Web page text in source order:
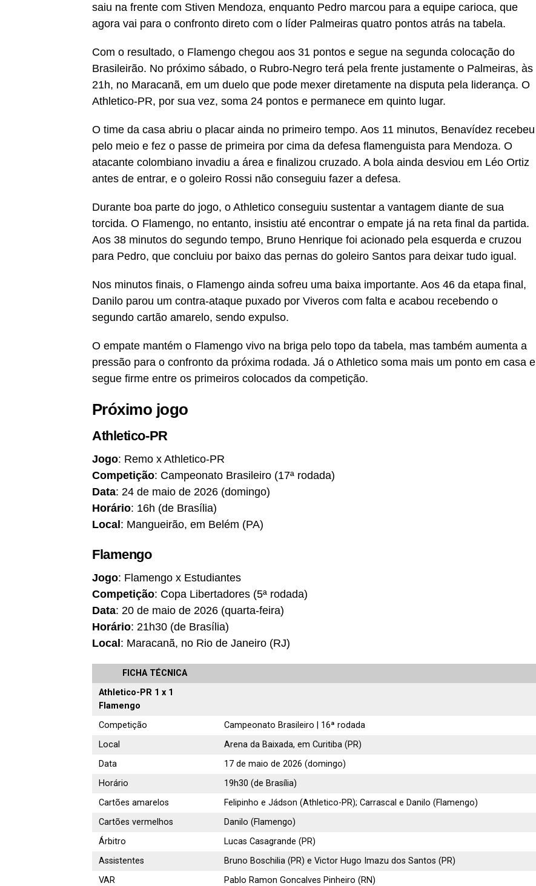
saiu na frente com Stiven Mendoza, enquanto Pedro marcou para a equipe carioca, que
agora vai para o confronto direto com o líder Palmeiras quatro pontos atrás na tabela.
Com o resultado, o Flamengo chegou aos 31 pontos e segue na segunda colocação do
Brasileirão. No próximo sábado, o Rubro-Negro terá pela frente justamente o Palmeiras, às
21h, no Maracanã, em um duelo que pode mexer diretamente na disputa pela liderança. O
Athletico-PR, por sua vez, soma 24 pontos e permanece em quinto lugar.
O time da casa abriu o placar ainda no primeiro tempo. Aos 11 minutos, Benavídez recebeu
pelo meio e fez o passe de primeira por cima da defesa flamenguista para Mendoza. O
atacante colombiano invadiu a área e finalizou cruzado. A bola ainda desviou em Léo Ortiz
antes de entrar, e o goleiro Rossi não conseguiu fazer a defesa.
Durante boa parte do jogo, o Athletico conseguiu sustentar a vantagem diante de sua
torcida. O Flamengo, no entanto, insistiu até encontrar o empate já na reta final da partida.
Aos 38 minutos do segundo tempo, Bruno Henrique foi acionado pela esquerda e cruzou
para Pedro, que concluiu por baixo das pernas do goleiro Santos para deixar tudo igual.
Nos minutos finais, o Flamengo ainda sofreu uma baixa importante. Aos 46 da etapa final,
Danilo parou um contra-ataque puxado por Viveros com falta e acabou recebendo o
segundo cartão amarelo, sendo expulso.
O empate mantém o Flamengo vivo na briga pelo topo da tabela, mas também aumenta a
pressão para o confronto da próxima rodada. Já o Athletico soma mais um ponto em casa e
segue firme entre os primeiros colocados da competição.
Próximo jogo
Athletico-PR
Jogo: Remo x Athletico-PR
Competição: Campeonato Brasileiro (17ª rodada)
Data: 24 de maio de 2026 (domingo)
Horário: 16h (de Brasília)
Local: Mangueirão, em Belém (PA)
Flamengo
Jogo: Flamengo x Estudiantes
Competição: Copa Libertadores (5ª rodada)
Data: 20 de maio de 2026 (quarta-feira)
Horário: 21h30 (de Brasília)
Local: Maracanã, no Rio de Janeiro (RJ)
FICHA TÉCNICA
Athletico-PR 1 x 1
Flamengo
Competição
Campeonato Brasileiro | 16ª rodada
Local
Arena da Baixada, em Curitiba (PR)
Data
17 de maio de 2026 (domingo)
Horário
19h30 (de Brasília)
Cartões amarelos
Felipinho e Jádson (Athletico-PR); Carrascal e Danilo (Flamengo)
Cartões vermelhos
Danilo (Flamengo)
Árbitro
Lucas Casagrande (PR)
Assistentes
Bruno Boschilia (PR) e Victor Hugo Imazu dos Santos (PR)
VAR
Pablo Ramon Goncalves Pinheiro (RN)